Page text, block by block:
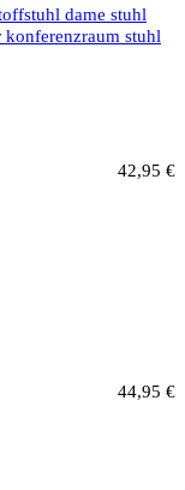
42,95 €
44,95 €